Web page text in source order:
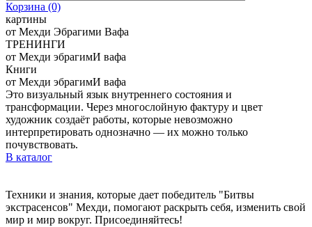
Корзина (0)
картины
от Мехди Эбрагими Вафа
ТРЕНИНГИ
от Мехди эбрагимИ вафа
Книги
от Мехди эбрагимИ вафа
Это визуальный язык внутреннего состояния и
трансформации. Через многослойную фактуру и цвет
художник создаёт работы, которые невозможно
интерпретировать однозначно — их можно только
почувствовать.
В каталог
Техники и знания, которые дает победитель "Битвы
экстрасенсов" Мехди, помогают раскрыть себя, изменить свой
мир и мир вокруг. Присоединяйтесь!